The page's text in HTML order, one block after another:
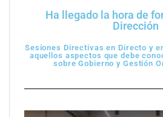
Ha llegado la hora de
Dirección
Sesiones Directivas en Directo y
aquellos aspectos que debe
sobre Gobierno y Gestión